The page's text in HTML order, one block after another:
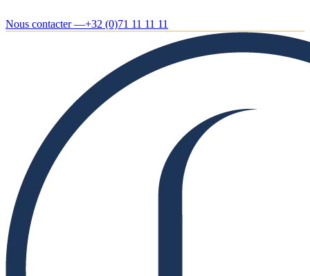
Nous contacter —+32 (0)71 11 11 11